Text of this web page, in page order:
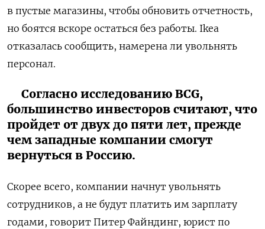
в пустые магазины, чтобы обновить отчетность,
но боятся вскоре остаться без работы. Ikea
отказалась сообщить, намерена ли увольнять
персонал.
Согласно исследованию BCG,
большинство инвесторов считают, что
пройдет от двух до пяти лет, прежде
чем западные компании смогут
вернуться в Россию.
Скорее всего, компании начнут увольнять
сотрудников, а не будут платить им зарплату
годами, говорит Питер Файндинг, юрист по